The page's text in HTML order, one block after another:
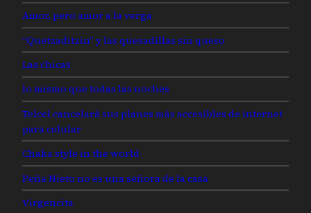
Amor, pero amor a la verga
“Quetzaditzin” y las quesadillas sin queso
Las chicas
lo mismo que todas las noches
Telcel cancelará sus planes más accesibles de internet
para celular
Chaka style in the world
Peña Nieto no es una señora de la casa
Virgencita